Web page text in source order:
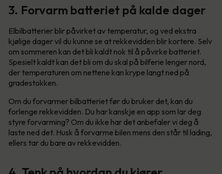
3. Forvarm batteriet på kalde dager
Elbilbatterier blir påvirket av temperatur, og ved ekstra
kjølige dager vil du kunne se at rekkevidden blir kortere. Selv
om sommeren kan det bli kaldt nok til å påvirke batteriet.
Spesielt kaldt kan det bli om du skal på bilferie lenger nord,
der temperaturen om nettene kan krype langt ned på
gradestokken.
Om du forvarmer bilbatteriet før du bruker det, kan du
forlenge rekkevidden. Du har kanskje en app som lar deg
styre forvarming? Om du ikke har det anbefaler vi deg å
laste ned det. Husk å forvarme bilen mens den står til lading,
ellers tar du bare av rekkevidden.